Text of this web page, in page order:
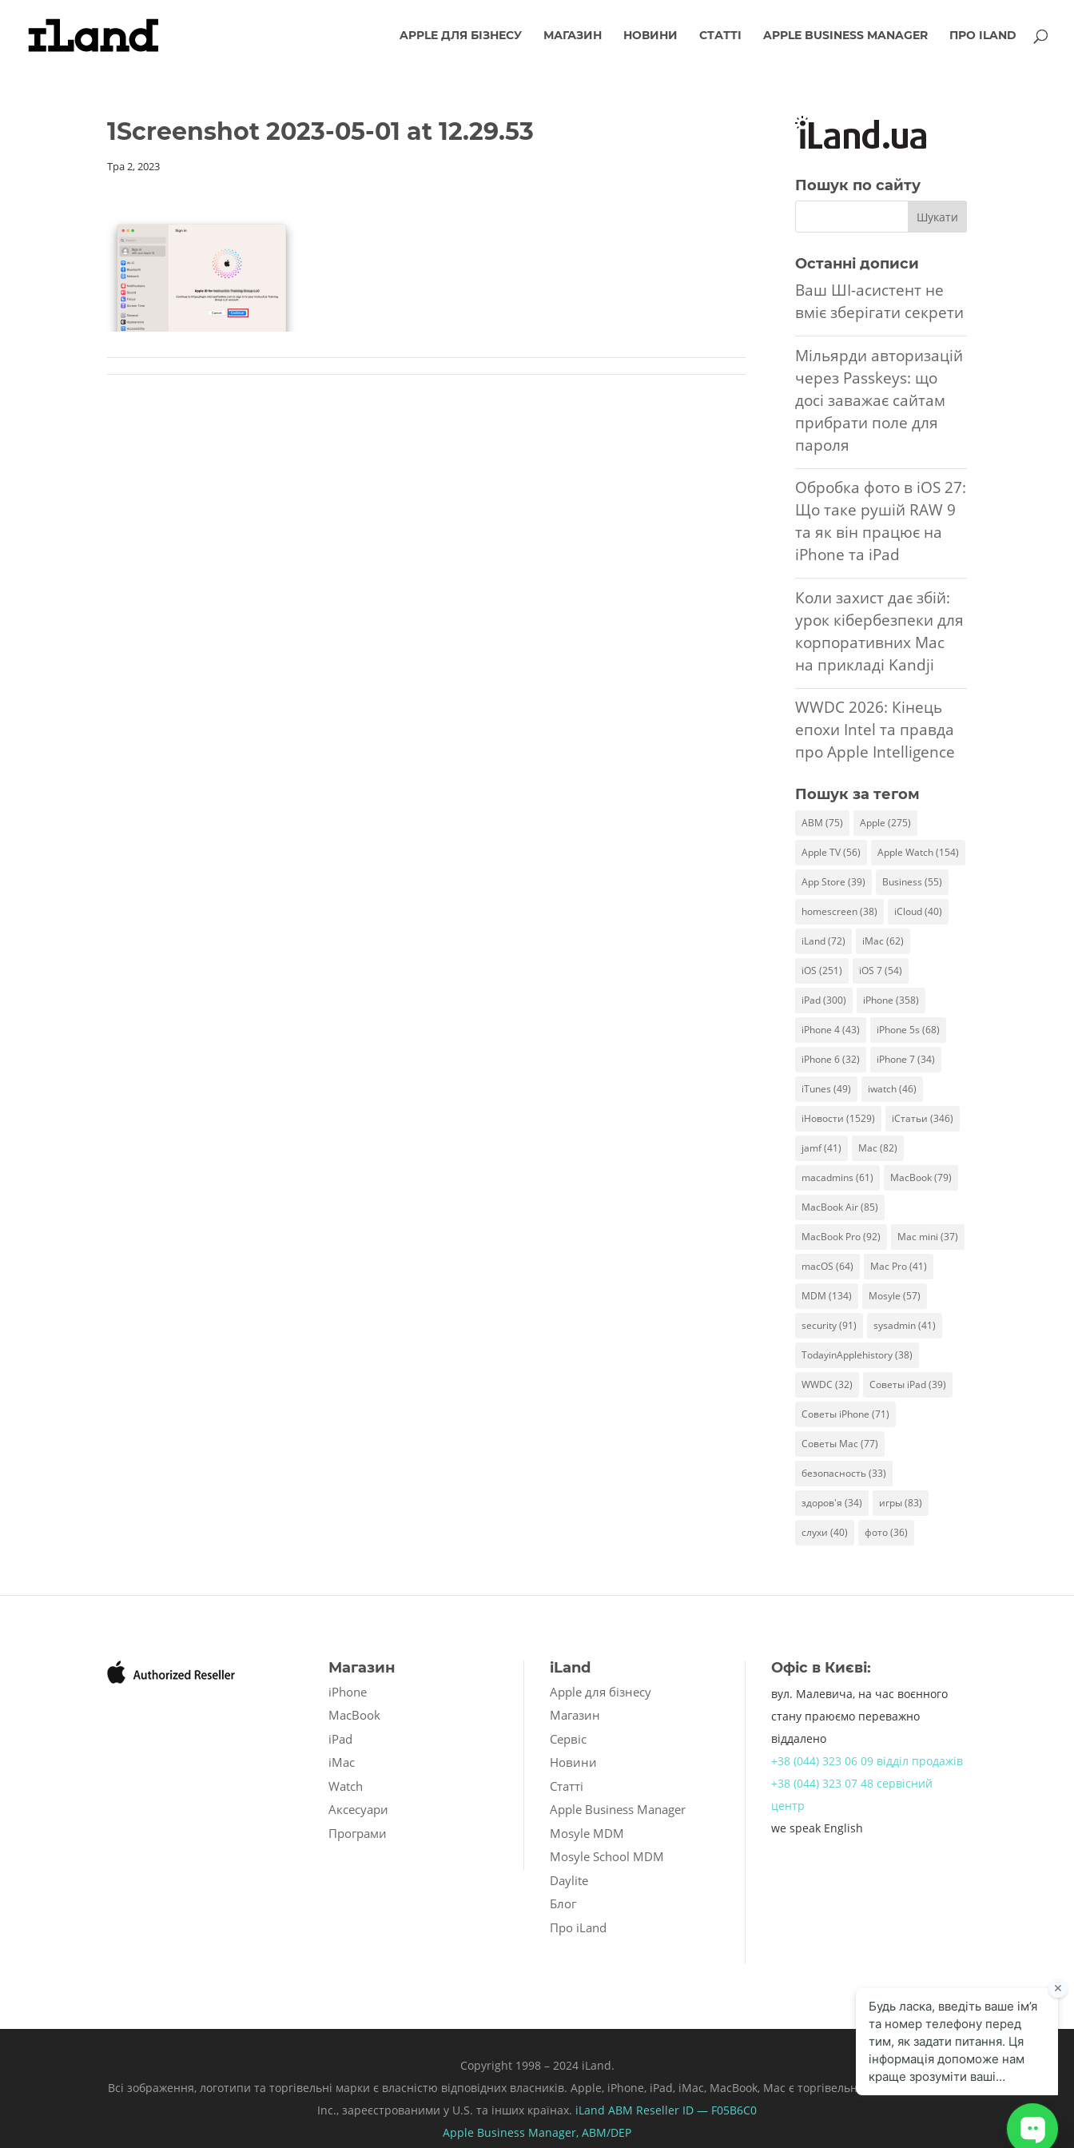
APPLE ДЛЯ БІЗНЕСУ МАГАЗИН НОВИНИ СТАТТІ APPLE BUSINESS MANAGER ПРО ILAND
1Screenshot 2023-05-01 at 12.29.53
Тра 2, 2023
Пошук по сайту
Останні дописи
Ваш ШІ-асистент не
вміє зберігати секрети
Мільярди авторизацій
через Passkeys: що
досі заважає сайтам
прибрати поле для
пароля
Обробка фото в iOS 27:
Що таке рушій RAW 9
та як він працює на
iPhone та iPad
Коли захист дає збій:
урок кібербезпеки для
корпоративних Mac
на прикладі Kandji
WWDC 2026: Кінець
епохи Intel та правда
про Apple Intelligence
Пошук за тегом
ABM (75) Apple (275)
Apple TV(56) Apple Watch(154)
App Store (39) Business (55)
homescreen(38) iCloud(40)
iLand(72) iMac (62)
iOS (251) iOS 7(54)
iPad(300) iPhone (358)
iPhone 4(43) iPhone 5s (68)
iPhone 6(32) iPhone 7(34)
iTunes (49) iwatch(46)
iНовости (1529) iСтатьи (346)
jamf(41) Mac (82)
macadmins (61) MacBook(79)
MacBook Air(85)
MacBook Pro(92) Mac mini (37)
macOS (64) Mac Pro(41)
MDM (134) Mosyle (57)
security(91) sysadmin(41)
TodayinApplehistory(38)
WWDC (32) Советы iPad(39)
Советы iPhone (71)
Советы Mac (77)
безопасность(33)
здоров'я (34) игры(83)
слухи (40) фото(36)
Магазин
iPhone
MacBook
iPad
iMac
Watch
Аксесуари
Програми
iLand
Apple для бізнесу
Магазин
Сервіс
Новини
Статті
Apple Business Manager
Mosyle MDM
Mosyle School MDM
Daylite
Блог
Про iLand
Офіс в Києві:
вул. Малевича, на час воєнного
стану праюємо переважно
віддалено
+38 (044) 323 06 09 відділ продажів
+38 (044) 323 07 48 сервісний
центр
we speak English
Copyright 1998 – 2024 iLand.
Всі зображення, логотипи та торгівельні марки є власністю відповідних власників. Apple, iPhone, iPad, iMac, MacBook, Mac є торгівельними марками Apple
Inc., зареєстрованими у U.S. та інших країнах. iLand ABM Reseller ID — F05B6C0
Apple Business Manager, ABM/DEP